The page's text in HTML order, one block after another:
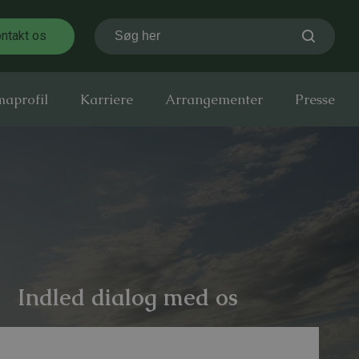
os Søg her
Karriere Arrangementer Presse
Indled dialog med os